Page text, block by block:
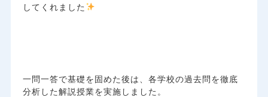
してくれました
一問一答で基礎を固めた後は、各学校の過去問を徹底
分析した解説授業を実施しました。